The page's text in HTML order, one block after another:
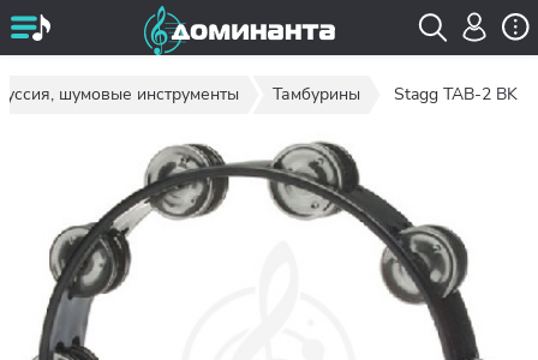
шумовые инструменты Тамбурины Stagg TAB-2 BK